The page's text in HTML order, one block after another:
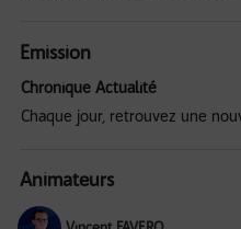
Emission
Chronique Actualité
Chaque jour, retrouvez une
Animateurs